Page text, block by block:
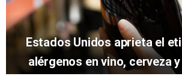
Estados Unidos aprieta el
alérgenos en vino, cerveza